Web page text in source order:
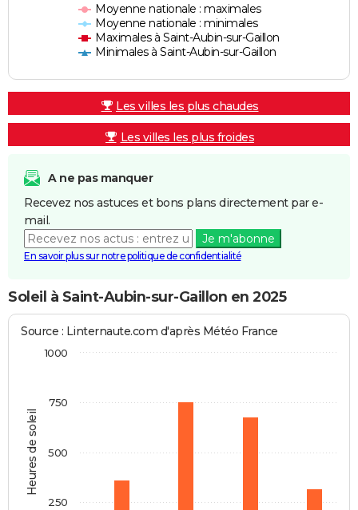
Moyenne nationale : maximales
Moyenne nationale : minimales
Maximales à Saint-Aubin-sur-Gaillon
Minimales à Saint-Aubin-sur-Gaillon
Les villes les plus chaudes
Les villes les plus froides
A ne pas manquer
Recevez nos astuces et bons plans directement par e-
mail.
Je m'abonne
En savoir plus sur notre politique de confidentialité
Soleil à Saint-Aubin-sur-Gaillon en 2025
Heures de soleil
Source : Linternaute.com d'après Météo France
250
500
750
1000